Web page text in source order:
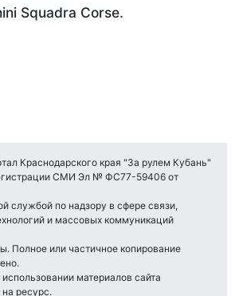
Squadra Corse.
Краснодарского края "За рулем Кубань"
СМИ Эл № ФС77-59406 от
службой по надзору в сфере связи,
и массовых коммуникаций
Полное или частичное копирование
материалов сайта
ресурс.